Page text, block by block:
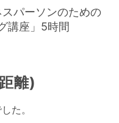
パーソンのための
講座」5時間
離)
た。